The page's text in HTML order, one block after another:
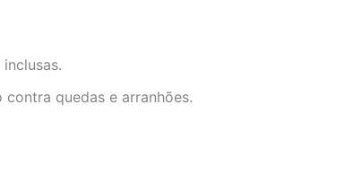
quedas e arranhões.